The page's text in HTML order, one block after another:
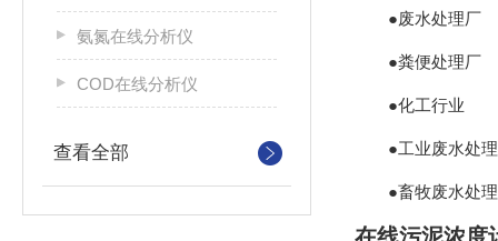
氨氮在线分析仪
COD在线分析仪
查看全部
●废水处理厂
●粪便处理厂
●化工行业
●工业废水处理
●畜牧废水处理